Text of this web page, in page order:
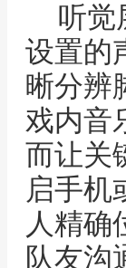
听觉
设置的
晰分辨
戏内音
而让关
启手机
人精确
队友沟